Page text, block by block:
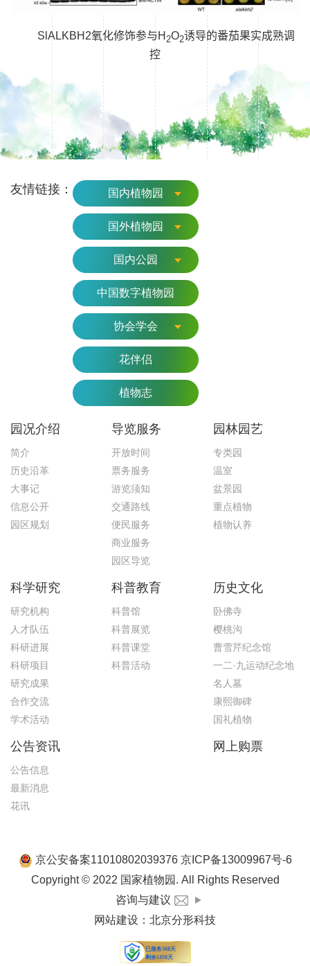
SlALKBH2氧化修饰参与H 2O2诱导的番茄果实成熟调
控
友情链接： 国内植物园
国外植物园
国内公园
中国数字植物园
协会学会
花伴侣
植物志
园况介绍
简介
历史沿革
大事记
信息公开
园区规划
导览服务
开放时间
票务服务
游览须知
交通路线
便民服务
商业服务
园区导览
园林园艺
专类园
温室
盆景园
重点植物
植物认养
科学研究
研究机构
人才队伍
科研进展
科研项目
研究成果
合作交流
学术活动
科普教育
科普馆
科普展览
科普课堂
科普活动
历史文化
卧佛寺
樱桃沟
曹雪芹纪念馆
一二·九运动纪念地
名人墓
康熙御碑
国礼植物
公告资讯
公告信息
最新消息
花讯
网上购票
京公安备案11010802039376 京ICP备13009967号-6
Copyright © 2022 国家植物园. All Rights Reserved
咨询与建议
网站建设 ： 北京分形科技